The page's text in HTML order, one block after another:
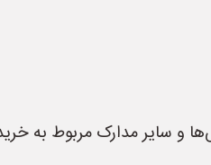
و سایر مدارک مربوط به